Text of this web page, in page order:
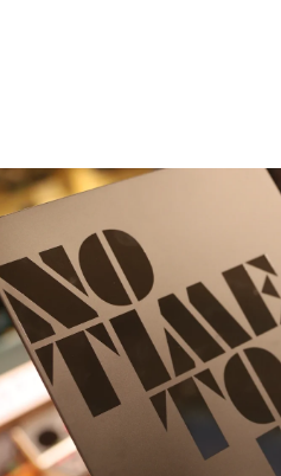
お知らせ
YouTube
会社情報